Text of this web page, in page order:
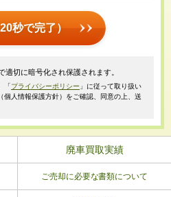
秒で完了）
適切に暗号化され保護されます。
「プライバシーポリシー 」に従って取り扱い
個人情報保護方針）をご確認、同意の上、送
廃車買取実績
ご売却に必要な書類について